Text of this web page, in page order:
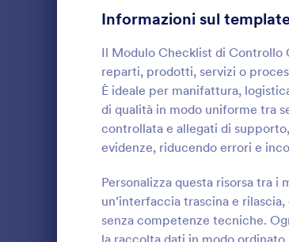
Informazioni sul
Il Modulo Checklist di Controllo
reparti, prodotti, servizi o
È ideale per manifattura,
di qualità in modo uniforme tra
controllata e allegati di
evidenze, riducendo errori e
Personalizza questa risorsa tra
un’interfaccia trascina e
senza competenze tecniche.
la raccolta dati in modo
Moduli di Iscrizione 55
Moduli Riassunto 5
Moduli di Approvazione 85
Moduli di Presenza 15
Revisione 47